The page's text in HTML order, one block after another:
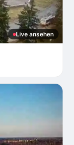
Live ansehen